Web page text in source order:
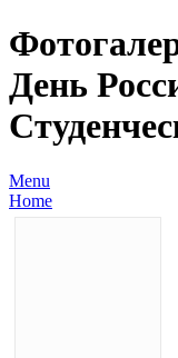
День
Menu
Home